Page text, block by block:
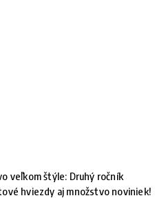
veľkom štýle: Druhý ročník
hviezdy aj množstvo noviniek!